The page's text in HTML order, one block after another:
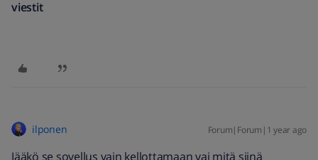
viestit
ilponen Forum|Forum|1 year ago
Jääkö se sovellus vain kellottamaan vai mitä siinä